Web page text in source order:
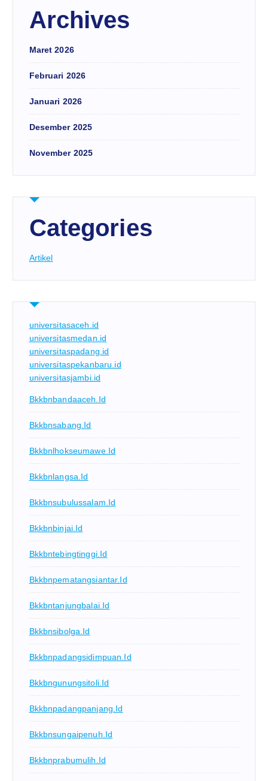
Archives
Maret 2026
Februari 2026
Januari 2026
Desember 2025
November 2025
Categories
Artikel
universitasaceh.id
universitasmedan.id
universitaspadang.id
universitaspekanbaru.id
universitasjambi.id
Bkkbnbandaaceh.id
Bkkbnsabang.id
Bkkbnlhokseumawe.id
Bkkbnlangsa.id
Bkkbnsubulussalam.id
Bkkbnbinjai.id
Bkkbntebingtinggi.id
Bkkbnpematangsiantar.id
Bkkbntanjungbalai.id
Bkkbnsibolga.id
Bkkbnpadangsidimpuan.id
Bkkbngunungsitoli.id
Bkkbnpadangpanjang.id
Bkkbnsungaipenuh.id
Bkkbnprabumulih.id